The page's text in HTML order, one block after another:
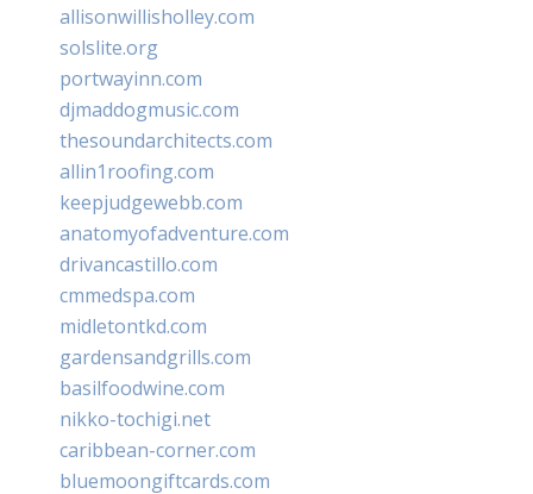
allisonwillisholley.com
solslite.org
portwayinn.com
djmaddogmusic.com
thesoundarchitects.com
allin1roofing.com
keepjudgewebb.com
anatomyofadventure.com
drivancastillo.com
cmmedspa.com
midletontkd.com
gardensandgrills.com
basilfoodwine.com
nikko-tochigi.net
caribbean-corner.com
bluemoongiftcards.com